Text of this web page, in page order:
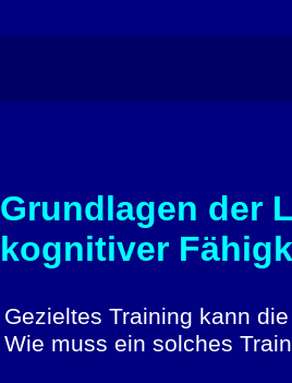
Grundlagen der
kognitiver
Gezieltes Training kann
Wie muss ein solches